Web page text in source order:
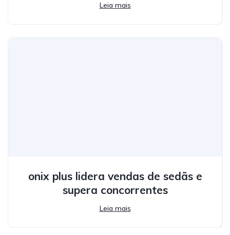
Leia mais
onix plus lidera vendas de sedãs e
supera concorrentes
Leia mais